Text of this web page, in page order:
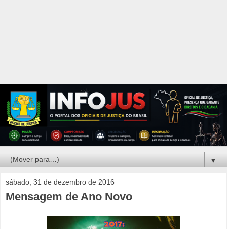
▼
sábado, 31 de dezembro de 2016
Mensagem de Ano Novo